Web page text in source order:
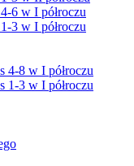
6 w I półroczu
3 w I półroczu
4-8 w I półroczu
1-3 w I półroczu